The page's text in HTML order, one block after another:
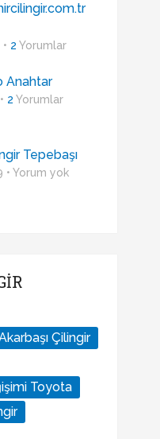
2 Yorumlar
Anahtar
2 Yorumlar
Tepebaşı
• Yorum yok
Çilingir
Toyota